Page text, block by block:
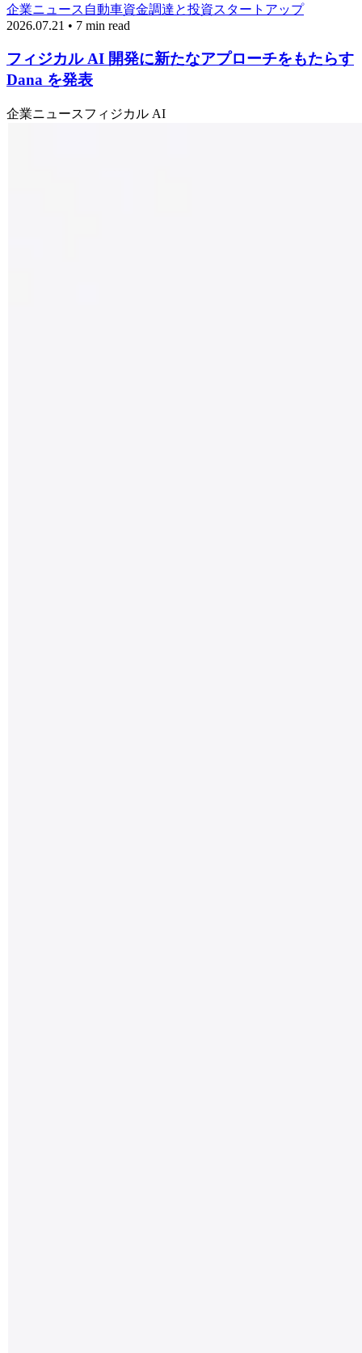
企業ニュース 自動車資金調達と投資スタートアップ
2026.07.21 • 7 min read
フィジカル AI 開発に新たなアプローチをもたらす
Dana を発表
企業ニュースフィジカル AI